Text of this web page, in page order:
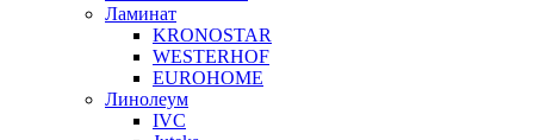
Ламинат
KRONOSTAR
WESTERHOF
EUROHOME
Линолеум
IVC